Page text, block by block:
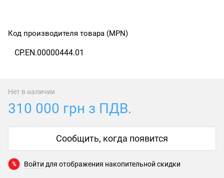
Код производителя товара (MPN)
CP.EN.00000444.01
Нет в наличии
310 000 грн з ПДВ.
Сообщить, когда появится
% Войти для отображения накопительной скидки